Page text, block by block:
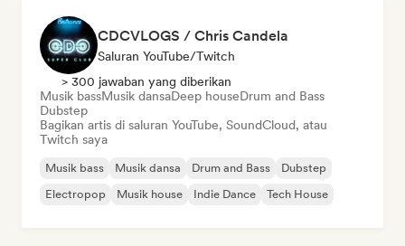
CDCVLOGS / Chris Candela
Saluran YouTube/Twitch
> 300 jawaban yang diberikan
Musik bassMusik dansaDeep houseDrum and Bass
Dubstep
Bagikan artis di saluran YouTube, SoundCloud, atau
Twitch saya
Musik bass Musik dansa Drum and Bass
Dubstep
Electropop
Musik house Indie Dance Tech House